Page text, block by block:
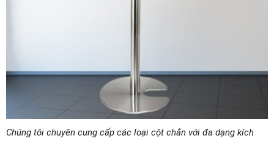
Chúng tôi chuyên cung cấp các loại cột chắn với đa dạng kích